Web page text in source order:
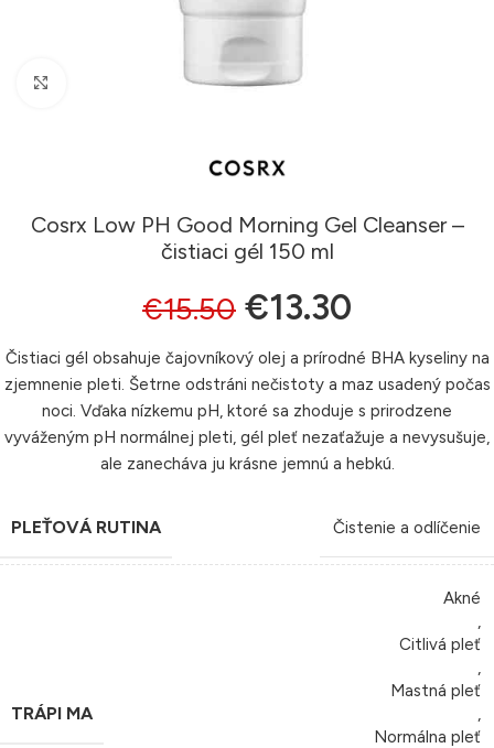
Klikni pre zväčšenie
Cosrx Low PH Good Morning Gel Cleanser –
čistiaci gél 150 ml
€15.50 €13.30
Čistiaci gél obsahuje čajovníkový olej a prírodné BHA kyseliny na
zjemnenie pleti. Šetrne odstráni nečistoty a maz usadený počas
noci. Vďaka nízkemu pH, ktoré sa zhoduje s prirodzene
vyváženým pH normálnej pleti, gél pleť nezaťažuje a nevysušuje,
ale zanecháva ju krásne jemnú a hebkú.
PLEŤOVÁ RUTINA Čistenie a odlíčenie
TRÁPI MA
Akné
,
Citlivá pleť
,
Mastná pleť
,
Normálna pleť